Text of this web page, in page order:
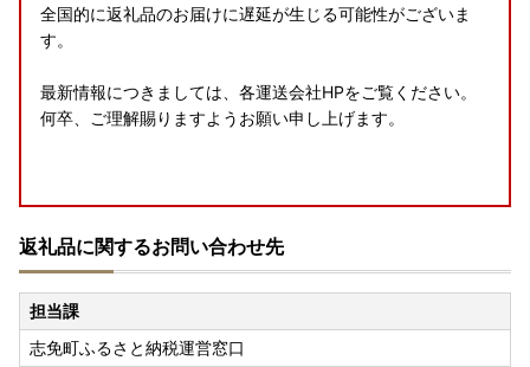
全国的に返礼品のお届けに遅延が生じる可能性がございま
す。
最新情報につきましては、各運送会社HPをご覧ください。
何卒、ご理解賜りますようお願い申し上げます。
誠に勝手ながら、以下の期間、お問い合わせへの返信・返礼
品の発送手配を休止いたします。
ご不便をおかけしますが、何卒ご了承くださいませ。
返礼品に関するお問い合わせ先
担当課
志免町ふるさと納税運営窓口